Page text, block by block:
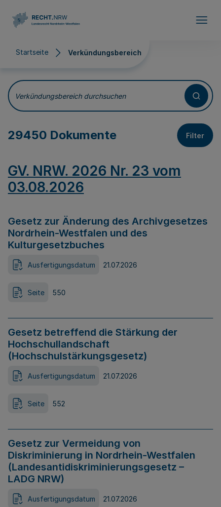
Startseite Verkündungsbereich
Verkündungsbereich
Verkündungsbereich durchsuchen
29450 Dokumente Filter
GV. NRW. 2026 Nr. 23 vom
03.08.2026
Gesetz zur Änderung des Archivgesetzes
Nordrhein-Westfalen und des
Kulturgesetzbuches
Ausfertigungsdatum 21.07.2026
Seite 550
Gesetz betreffend die Stärkung der
Hochschullandschaft
(Hochschulstärkungsgesetz)
Ausfertigungsdatum 21.07.2026
Seite 552
Gesetz zur Vermeidung von
Diskriminierung in Nordrhein-Westfalen
(Landesantidiskriminierungsgesetz –
LADG NRW)
Ausfertigungsdatum 21.07.2026